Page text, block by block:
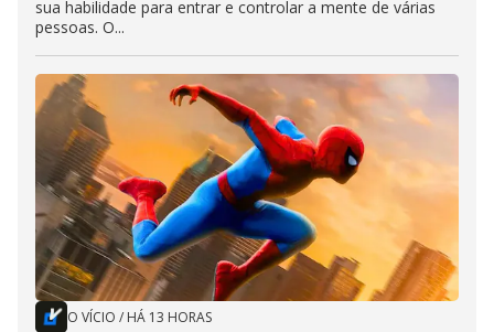
sua habilidade para entrar e controlar a mente de várias
pessoas. O...
O VÍCIO / HÁ 13 HORAS